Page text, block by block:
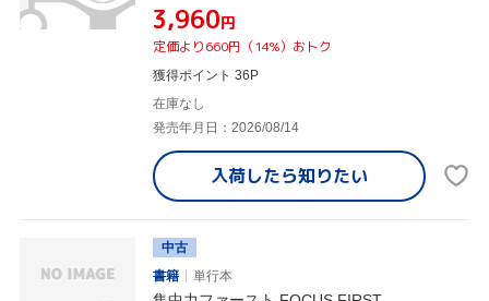
¥3,960円
定価より660円（14%）おトク
獲得ポイント 36P
在庫なし
発売年月日：2026/08/14
入荷したら知りたい
中古
書籍
単行本